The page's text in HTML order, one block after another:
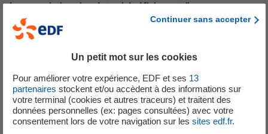
Les associations lauréates bénéficieront d’une campagne
de crowdfunding sur la plateforme d’HelloAsso ainsi que
d’une dotation globale de 150 000 € versée par EDF, en
Les internautes pourront soutenir les projets qui leur
tiennent à coeur ; participer à l’aventure en devenant
acteurs de la lutte contre le changement climatique.
Cette initiative s’inscrit dans l’engagement d’EDF pendant
Continuer sans accepter
Un petit mot sur les cookies
Pour améliorer votre expérience, EDF et ses 13
partenaires stockent et/ou accèdent à des informations sur
votre terminal (cookies et autres traceurs) et traitent des
données personnelles (ex: pages consultées) avec votre
consentement lors de votre navigation sur les sites edf.fr.